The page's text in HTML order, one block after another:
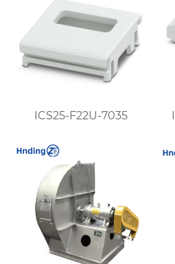
ICS25-F22U-7035